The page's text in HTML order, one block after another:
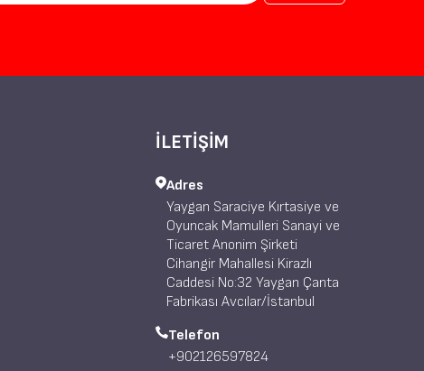
İLETİŞİM
Adres
Yaygan Saraciye Kırtasiye ve
Oyuncak Mamulleri Sanayi ve
Ticaret Anonim Şirketi
Cihangir Mahallesi Kirazlı
Caddesi No:32 Yaygan Çanta
Fabrikası Avcılar/İstanbul
Telefon
+902126597824